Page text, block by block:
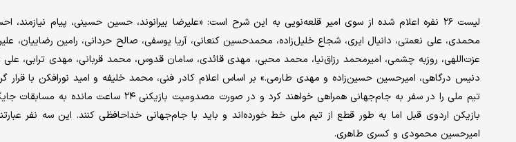
لیست ۲۶ نفره اعلام شده از سوی امیر قلعه‌نویی به این شرح است: «علیرضا بیرانوند، حسین حسینی، پیام
محمدی، علی نعمتی، دانیال ایری، شجاع خلیل‌زاده، محمدحسین کنعانی، آریا یوسفی، صالح حردانی، رامین رضاییان،
عزت‌اللهی، روزبه چشمی، امیرمحمد رزاق‌نیا، محمد محبی، مهدی قائدی، سامان قدوس، محمد قربانی، مهدی ترابی، علی
دنیس درگاهی، امیرحسین حسین‌زاده و مهدی طارمی.» بر اساس اعلام کادر فنی، محمد خلیفه و امید نورافکن با قرار
تیم ملی را در سفر به جام‌جهانی همراهی خواهند کرد و در صورت مصدومیت
بازیکن اردوی قبل اما به طور قطع از تیم ملی خط خورده‌اند و باید با جام‌جهانی خداحافظی کنند. این سه نفر
امیرحسین محمودی و کسری طاهری.